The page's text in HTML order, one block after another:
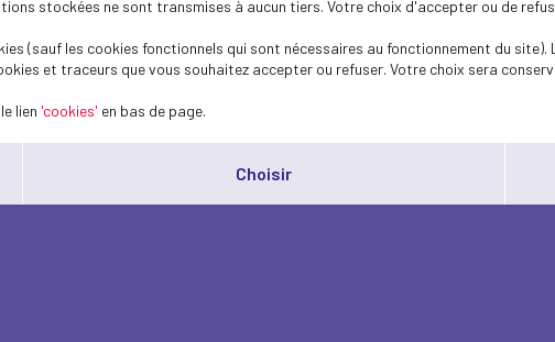
stockées ne sont transmises à aucun tiers. Votre choix d'accepter ou de
(sauf les cookies fonctionnels qui sont nécessaires au fonctionnement du
et traceurs que vous souhaitez accepter ou refuser. Votre choix sera
lien 'cookies' en bas de page.
Choisir